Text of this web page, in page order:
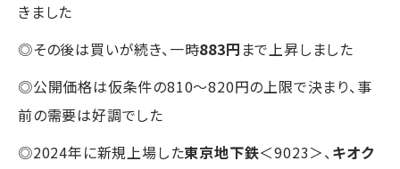
きました
◎その後は買いが続き、一時883円 まで上昇しました
◎公開価格は仮条件の810～820円の上限で決まり、事
前の需要は好調でした
◎2024年に新規上場した東京地下鉄＜9023＞、キオク